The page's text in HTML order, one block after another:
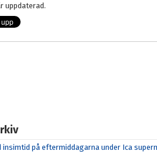
uppdaterad.
insimtid på eftermiddagarna under Ica